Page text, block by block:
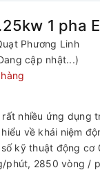
1 pha
Phương Linh
cập nhật...)
nhiều ứng dụng
về khái niệm
kỹ thuật động cơ
phút, 2850 vòng /